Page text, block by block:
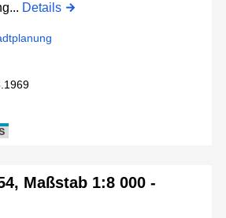
Details
Maßstab 1:8 000 -